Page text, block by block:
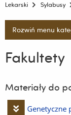
Lekarski
Sylabusy
Rozwiń menu
Fakultety
Materiały do
Pobierz